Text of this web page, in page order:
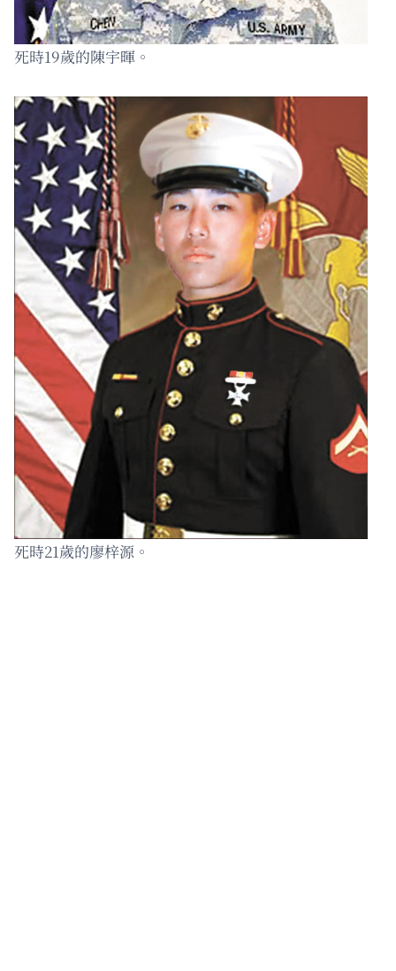
死時19歲的陳宇暉。
死時21歲的廖梓源。